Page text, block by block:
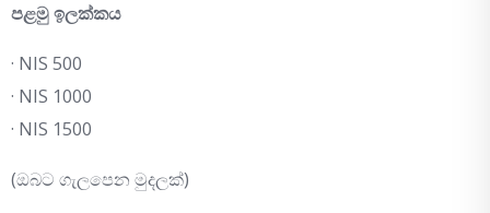
පළමු ඉලක්කය
· NIS 500
· NIS 1000
· NIS 1500
(ඔබට ගැලපෙන මුදලක්)